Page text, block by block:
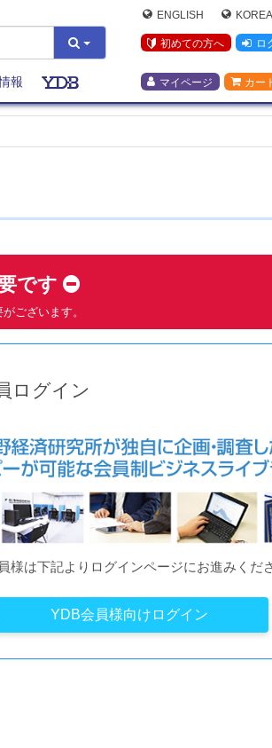
ENGLISH KOREA
初めての方へ ロ
マイページ カー
報
です
ございます。
ログイン
様は下記よりログインページにお進みくださ
YDB会員様向けログイン